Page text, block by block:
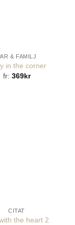
& FAMILJ
in the corner
fr: 369kr
CITAT
the heart 2